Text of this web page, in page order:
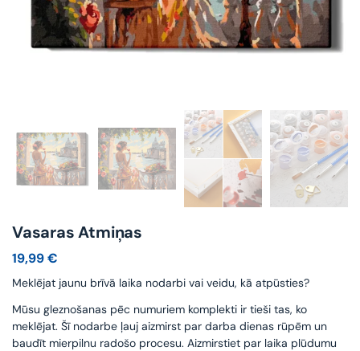
Vasaras Atmiņas
19,99€
Meklējat jaunu brīvā laika nodarbi vai veidu, kā atpūsties?
Mūsu gleznošanas pēc numuriem komplekti ir tieši tas, ko
meklējat. Šī nodarbe ļauj aizmirst par darba dienas rūpēm un
baudīt mierpilnu radošo procesu. Aizmirstiet par laika plūdumu